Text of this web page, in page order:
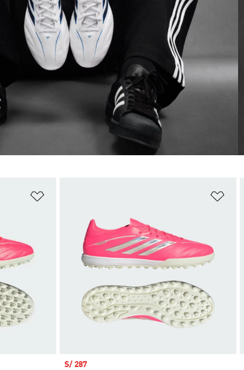
Precio de venta
S/ 287